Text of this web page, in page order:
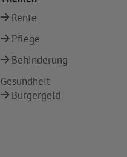
Rente
Pflege
Behinderung
Gesundheit
Bürgergeld